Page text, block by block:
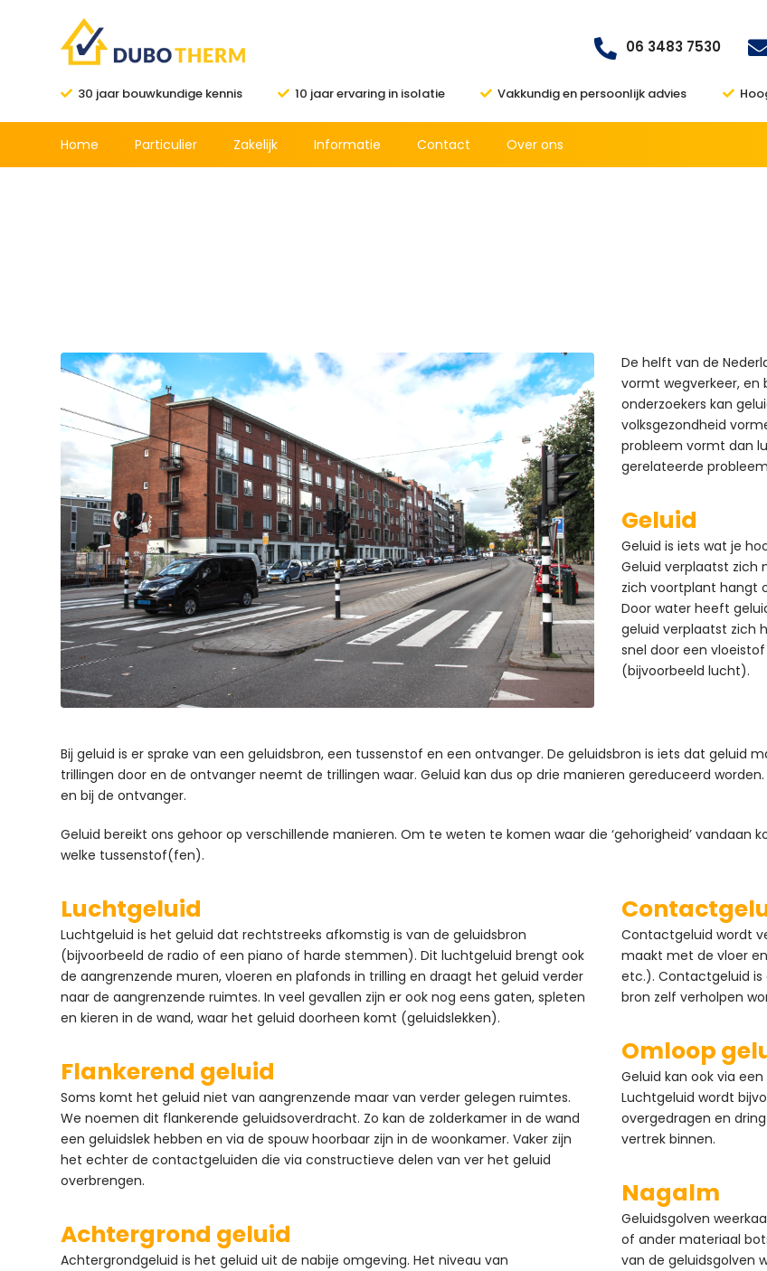
06 3483 7530
30 jaar bouwkundige kennis 10 jaar ervaring in isolatie Vakkundig en persoonlijk advies
Home Particulier Zakelijk Informatie Contact Over ons
De helft van de
vormt wegverkeer, en
onderzoekers kan
volksgezondheid
probleem vormt dan
gerelateerde
Geluid
Geluid is iets wat je
Geluid verplaatst zich
zich voortplant hangt
Door water heeft
geluid verplaatst zich
snel door een
(bijvoorbeeld lucht).
Bij geluid is er sprake van een geluidsbron, een tussenstof en een ontvanger. De geluidsbron is iets dat geluid
trillingen door en de ontvanger neemt de trillingen waar. Geluid kan dus op drie manieren gereduceerd
en bij de ontvanger.
Geluid bereikt ons gehoor op verschillende manieren. Om te weten te komen waar die ‘gehorigheid’
welke tussenstof(fen).
Luchtgeluid
Luchtgeluid is het geluid dat rechtstreeks afkomstig is van de geluidsbron
(bijvoorbeeld de radio of een piano of harde stemmen). Dit luchtgeluid brengt ook
de aangrenzende muren, vloeren en plafonds in trilling en draagt het geluid verder
naar de aangrenzende ruimtes. In veel gevallen zijn er ook nog eens gaten, spleten
en kieren in de wand, waar het geluid doorheen komt (geluidslekken).
Flankerend geluid
Soms komt het geluid niet van aangrenzende maar van verder gelegen ruimtes.
We noemen dit flankerende geluidsoverdracht. Zo kan de zolderkamer in de wand
een geluidslek hebben en via de spouw hoorbaar zijn in de woonkamer. Vaker zijn
het echter de contactgeluiden die via constructieve delen van ver het geluid
overbrengen.
Achtergrond geluid
Achtergrondgeluid is het geluid uit de nabije omgeving. Het niveau van
Contactgeluid wordt
maakt met de vloer
etc.). Contactgeluid is
bron zelf verholpen
Omloop
Geluid kan ook via
Luchtgeluid wordt
overgedragen en
vertrek binnen.
Nagalm
Geluidsgolven
of ander materiaal
van de geluidsgolven